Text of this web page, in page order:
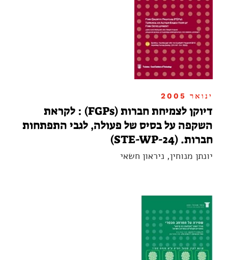
ינואר 2005
דיוקן לצמיחת חברות (FGPs) : לקראת
השקפה על בסיס של פעולה, לגבי התפתחות
חברות. (STE-WP-24)
יונתן מנוחין, ניראון חשאי